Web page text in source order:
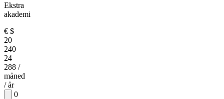
Ekstra
akademi
€ $
20
240
24
288 /
måned
/ år
0